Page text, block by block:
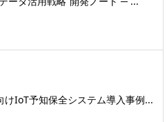
けIoT予知保全システム導入事例...